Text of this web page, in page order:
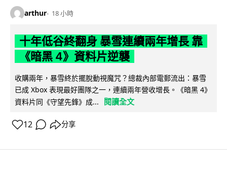
arthur 18 小時
十年低谷終翻身 暴雪連續兩年增長 靠
《暗黑 4》資料片逆襲
收購兩年，暴雪終於擺脫動視魔咒？總裁內部電郵流出：暴雪
已成 Xbox 表現最好團隊之一，連續兩年營收增長。《暗黑 4》
資料片同《守望先鋒》成...
閱讀全文
12 分享